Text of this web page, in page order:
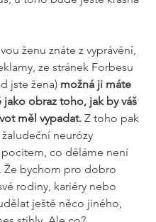
ženu znáte z vyprávění,
ze stránek Forbesu
jste žena) možná ji máte
jako obraz toho, jak by váš
měl vypadat. Z toho pak
neurózy
co děláme není
Že bychom pro dobro
rodiny, kariéry nebo
ještě něco jiného,